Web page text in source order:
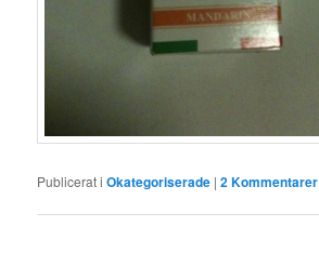
Publicerat i Okategoriserade |2Kommentarer